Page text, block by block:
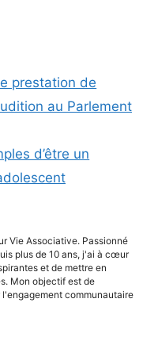
prestation de
au Parlement
d’être un
Vie Associative. Passionné
plus de 10 ans, j'ai à cœur
et de mettre en
Mon objectif est de
communautaire